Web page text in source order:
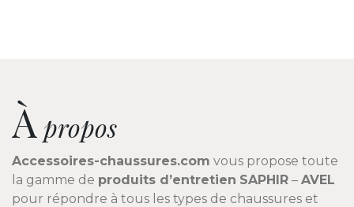
À propos
Accessoires-chaussures.com vous propose toute
la gamme de produits d’entretien SAPHIR – AVEL
pour répondre à tous les types de chaussures et